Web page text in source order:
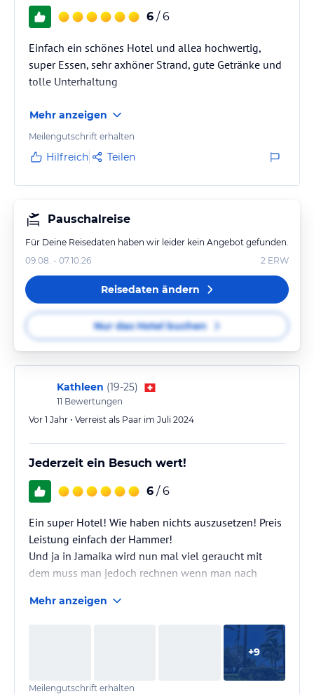
6 / 6
Einfach ein schönes Hotel und allea hochwertig,
super Essen, sehr axhöner Strand, gute Getränke und
tolle Unterhaltung
Mehr anzeigen
Meilengutschrift erhalten
Hilfreich Teilen
Pauschalreise
Für Deine Reisedaten haben wir leider kein Angebot gefunden.
09.08. - 07.10.26
2 ERW
Reisedaten ändern
Nur das Hotel buchen
Kathleen (19-25)
11 Bewertungen
Vor 1 Jahr • Verreist als Paar im Juli 2024
Jederzeit ein Besuch wert!
6 / 6
Ein super Hotel! Wie haben nichts auszusetzen! Preis
Leistung einfach der Hammer!
Und ja in Jamaika wird nun mal viel geraucht mit
dem muss man jedoch rechnen wenn man nach
diesbezüglich nicht!
Mehr anzeigen
+9
Meilengutschrift erhalten